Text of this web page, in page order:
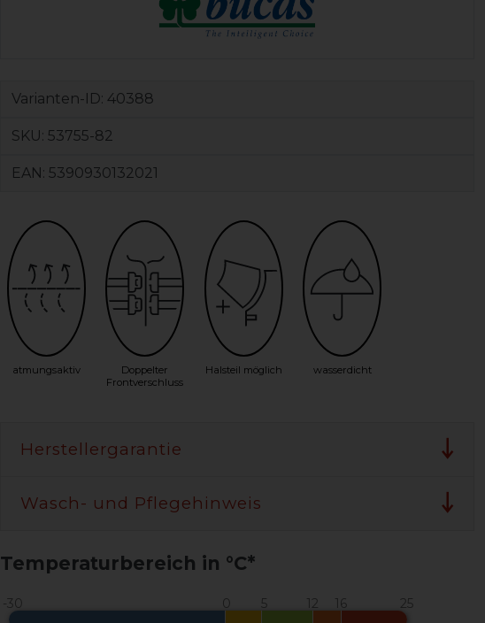
Varianten-ID: 40388
SKU: 53755-82
EAN: 5390930132021
atmungsaktiv
Doppelter
Frontverschluss
Halsteil möglich wasserdicht
Herstellergarantie
Wasch- und Pflegehinweis
Temperaturbereich in °C*